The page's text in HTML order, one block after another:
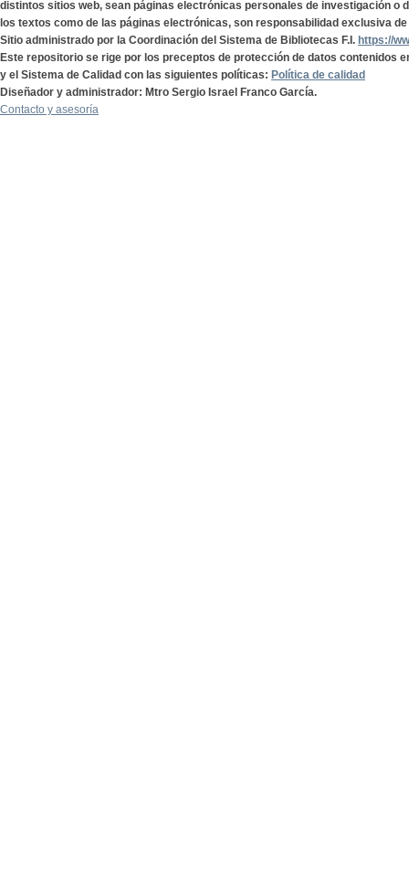
distintos sitios web, sean páginas electrónicas personales de investigación o
los textos como de las páginas electrónicas, son responsabilidad exclusiva
Sitio administrado por la Coordinación del Sistema de Bibliotecas F.I. https://
Este repositorio se rige por los preceptos de protección de datos contenidos
y el Sistema de Calidad con las siguientes políticas: Política de calidad
Diseñador y administrador: Mtro Sergio Israel Franco García.
Contacto y asesoría